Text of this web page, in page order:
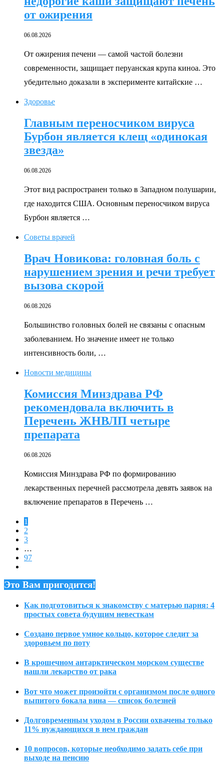
от ожирения
06.08.2026
От ожирения печени — самой частой болезни
современности, защищает перуанская крупа киноа. Это
убедительно доказали в эксперименте китайские …
Здоровье
Главным переносчиком вируса
Бурбон является клещ «одинокая
звезда»
06.08.2026
Этот вид распространен только в Западном полушарии,
где находится США. Основным переносчиком вируса
Бурбон является …
Советы врачей
Врач Новикова: головная боль с
нарушением зрения и речи требует
вызова скорой
06.08.2026
Большинство головных болей не связаны с опасным
заболеванием. Но значение имеет не только
интенсивность боли, …
Новости медицины
Комиссия Минздрава РФ
рекомендовала включить в
Перечень ЖНВЛП четыре
препарата
06.08.2026
Комиссия Минздрава РФ по формированию
лекарственных перечней рассмотрела девять заявок на
включение препаратов в Перечень …
1
2
3
…
97
Это Вам пригодится!
Как подготовиться к знакомству с матерью парня: 4
простых совета будущим невесткам
Создано первое умное кольцо, которое следит за
здоровьем по поту
В крошечном антарктическом морском существе
нашли лекарство от рака
Вот что может произойти с организмом после одного
выпитого бокала вина — список болезней
Долговременным уходом в России охвачены только
11% нуждающихся в нем граждан
10 вопросов, которые необходимо задать себе при
выходе на пенсию